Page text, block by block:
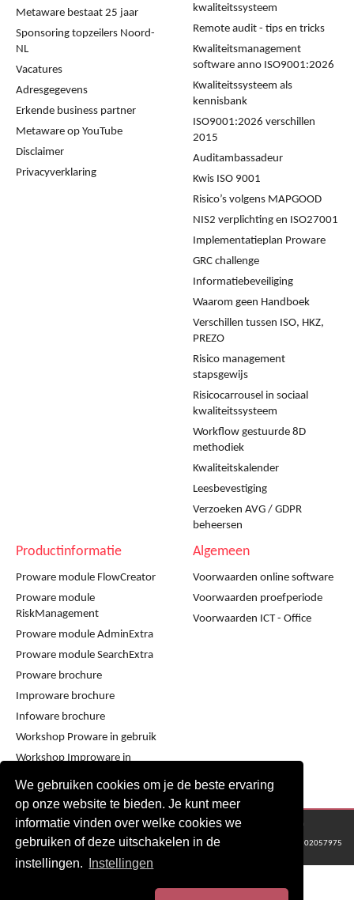
We gebruiken cookies om je de beste ervaring
op onze website te bieden. Je kunt meer
informatie vinden over welke cookies we
gebruiken of deze uitschakelen in de
instellingen.
Instellingen
Metaware bestaat 25 jaar
Sponsoring topzeilers Noord-
NL
Vacatures
Adresgegevens
Erkende business partner
Metaware op YouTube
Disclaimer
Privacyverklaring
kwaliteitssysteem
Remote audit - tips en tricks
Kwaliteitsmanagement
software anno ISO9001:2026
Kwaliteitssysteem als
kennisbank
ISO9001:2026 verschillen
2015
Auditambassadeur
Kwis ISO 9001
Risico’s volgens MAPGOOD
NIS2 verplichting en ISO27001
Implementatieplan Proware
GRC challenge
Informatiebeveiliging
Waarom geen Handboek
Verschillen tussen ISO, HKZ,
PREZO
Risico management
stapsgewijs
Risicocarrousel in sociaal
kwaliteitssysteem
Workflow gestuurde 8D
methodiek
Kwaliteitskalender
Leesbevestiging
Verzoeken AVG / GDPR
beheersen
Productinformatie
Proware module FlowCreator
Proware module
RiskManagement
Proware module AdminExtra
Proware module SearchExtra
Proware brochure
Improware brochure
Infoware brochure
Workshop Proware in gebruik
Workshop Improware in
Algemeen
Voorwaarden online software
Voorwaarden proefperiode
Voorwaarden ICT - Office
© 2016 - 2024 Metaware B.V., Mediacentrale Helperpark 288G, 9723ZA Groningen
KvK Groningen nr: 02057975